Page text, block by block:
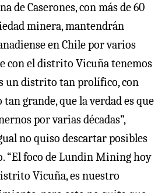
de Caserones, con más de 60
minera, mantendrán
en Chile por varios
con el distrito Vicuña tenemos
un distrito tan prolífico, con
grande, que la verdad es que
por varias décadas”,
no quiso descartar posibles
“El foco de Lundin Mining hoy
Vicuña, es nuestro